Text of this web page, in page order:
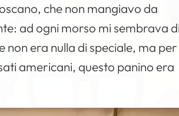
che non mangiavo da
ad ogni morso mi sembrava
era nulla di speciale, ma per
americani, questo panino era